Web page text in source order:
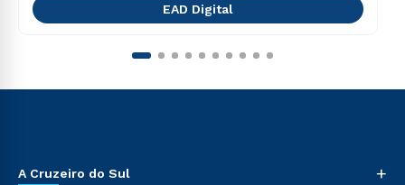
EAD Digital
A Cruzeiro do Sul +